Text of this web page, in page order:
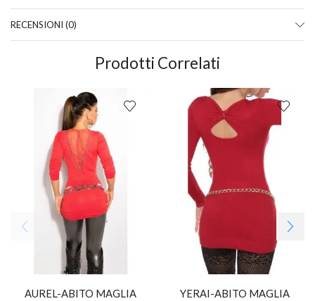
RECENSIONI (0)
Prodotti Correlati
AUREL-ABITO MAGLIA
YERAI-ABITO MAGLIA